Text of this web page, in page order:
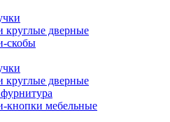
круглые дверные
скобы
круглые дверные
кнопки мебельные